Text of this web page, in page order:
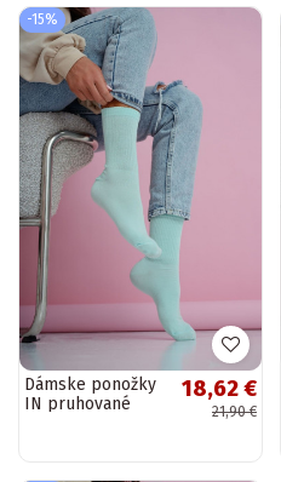
-15%
Dámske ponožky
IN pruhované
18,62 €
21,90 €